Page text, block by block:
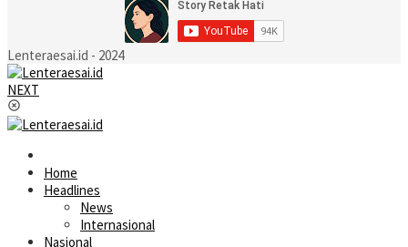
Lenteraesai.id - 2024
NEXT
Home
Headlines
News
Internasional
Nasional